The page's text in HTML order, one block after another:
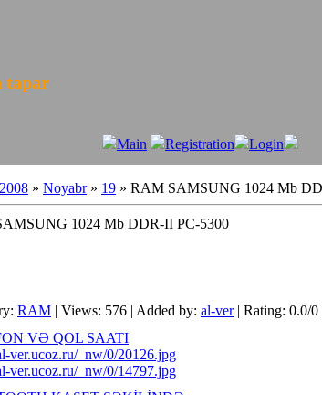
tapar
Main Registration
Login
2008 » Noyabr » 19 » RAM SAMSUNG 1024 Mb
1024 Mb DDR-II PC-5300
RAM | Views: 576 | Added by: al-ver| Rating: 0.0/0
VƏ QOL SAATI
ver.ucoz.ru/_nw/0/20126.jpg
ver.ucoz.ru/_nw/0/14797.jpg